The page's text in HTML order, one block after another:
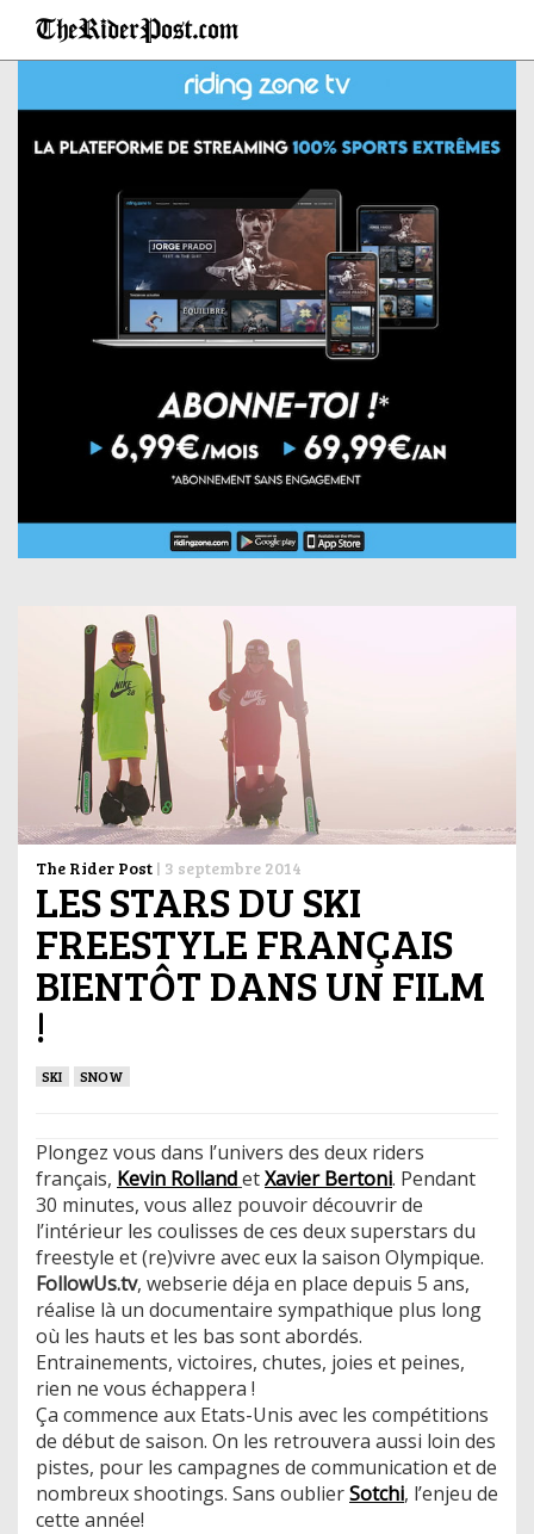
The Rider Post | 3 septembre 2014
LES STARS DU SKI
FREESTYLE FRANÇAIS
BIENTÔT DANS UN FILM
!
SKI SNOW
Plongez vous dans l’univers des deux riders
français, Kevin RollandetXavier Bertoni. Pendant
30 minutes, vous allez pouvoir découvrir de
l’intérieur les coulisses de ces deux superstars du
freestyle et (re)vivre avec eux la saison Olympique.
FollowUs.tv, webserie déja en place depuis 5 ans,
réalise là un documentaire sympathique plus long
où les hauts et les bas sont abordés.
Entrainements, victoires, chutes, joies et peines,
rien ne vous échappera !
Ça commence aux Etats-Unis avec les compétitions
de début de saison. On les retrouvera aussi loin des
pistes, pour les campagnes de communication et de
nombreux shootings. Sans oublierSotchi, l’enjeu de
cette année!